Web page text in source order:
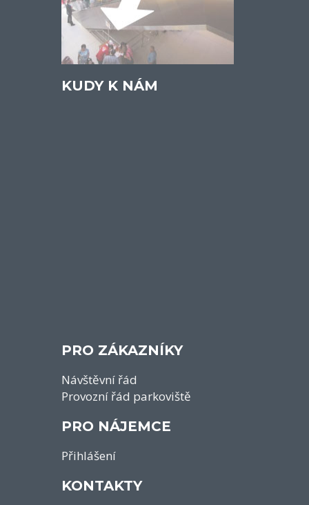
KUDY K NÁM
PRO ZÁKAZNÍKY
Návštěvní řád
Provozní řád parkoviště
PRO NÁJEMCE
Přihlášení
KONTAKTY